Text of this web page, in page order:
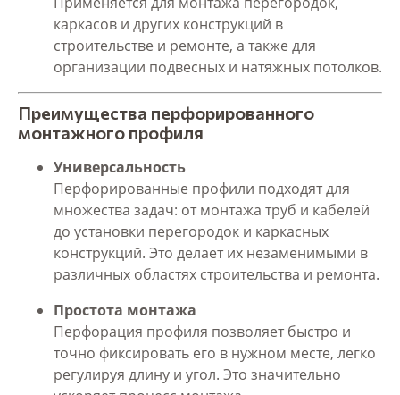
каркасов и других конструкций в
строительстве и ремонте, а также для
организации подвесных и натяжных потолков.
Преимущества перфорированного
монтажного профиля
Универсальность
Перфорированные профили подходят для
множества задач: от монтажа труб и кабелей
до установки перегородок и каркасных
конструкций. Это делает их незаменимыми в
различных областях строительства и ремонта.
Простота монтажа
Перфорация профиля позволяет быстро и
точно фиксировать его в нужном месте, легко
регулируя длину и угол. Это значительно